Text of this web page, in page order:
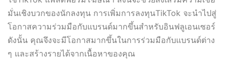
มั่นเชิงบวกของนักลงทุน การเพิ่มการลงทุนTikTok จะนำไปสู่
โอกาสความร่วมมือกับแบรนด์มากขึ้นสำหรับอินฟลูเอนเซอร์
ดังนั้น คุณจึงจะมีโอกาสมากขึ้นในการร่วมมือกับแบรนด์ต่าง
ๆ และสร้างรายได้จากเนื้อหาของคุณ